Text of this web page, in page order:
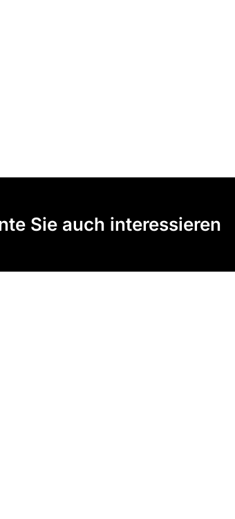
Sie auch interessieren